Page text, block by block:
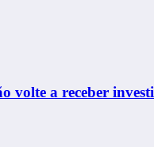
volte a receber